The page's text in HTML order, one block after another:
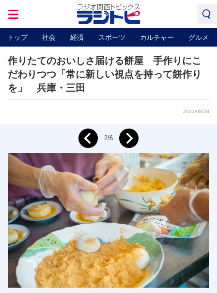
トップ 社会 経済 スポーツ カルチャー グルメ
作りたてのおいしさ届ける餅屋 手作りにこ
だわりつつ「常に新しい視点を持って餅作り
を」 兵庫・三田
2023/08/28
Prev 2/6 Next